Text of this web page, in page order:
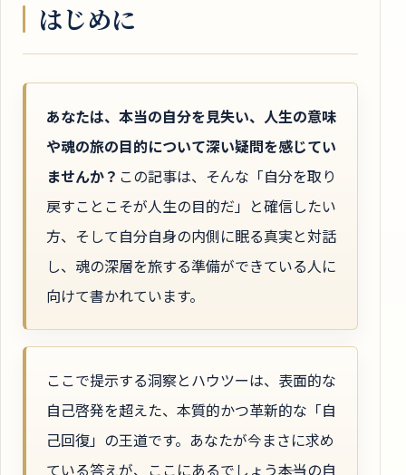
はじめに
あなたは、本当の自分を見失い、人生の意味
や魂の旅の目的について深い疑問を感じてい
ませんか？ この記事は、そんな「自分を取り
戻すことこそが人生の目的だ」と確信したい
方、そして自分自身の内側に眠る真実と対話
し、魂の深層を旅する準備ができている人に
向けて書かれています。
ここで提示する洞察とハウツーは、表面的な
自己啓発を超えた、本質的かつ革新的な「自
己回復」の王道です。あなたが今まさに求め
ている答えが、ここにあるでしょう――本当の自